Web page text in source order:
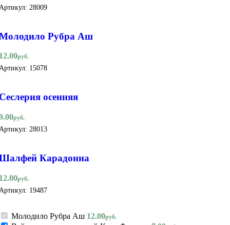
28009
Рубра Аш
руб.
15078
осенняя
руб.
28013
Карадонна
руб.
19487
Молодило Рубра Аш 12.00руб.